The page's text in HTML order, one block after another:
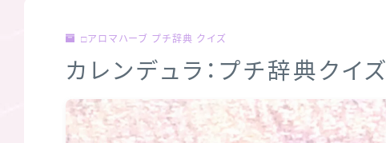
□アロマハーブ プチ辞典 クイズ
カレンデュラ：プチ辞典クイズ